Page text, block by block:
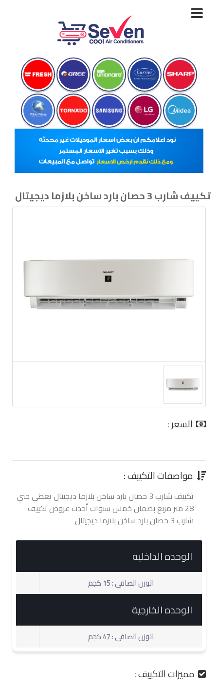
Toggle
تكييف شارب 3 حصان بارد ساخن بلازما ديجيتال
السعر :
مواصفات التكييف :
تكييف شارب 3 حصان بارد ساخن بلازما ديجيتال يغطي حتي
28 متر مربع بضمان خمس سنوات أحدث عروض تكييف
شارب 3 حصان بارد ساخن بلازما ديجيتال
الوحده الداخليه
الوزن الصافى : 15 كجم
الوحده الخارجية
الوزن الصافى : 47 كجم
مميزات التكييف :